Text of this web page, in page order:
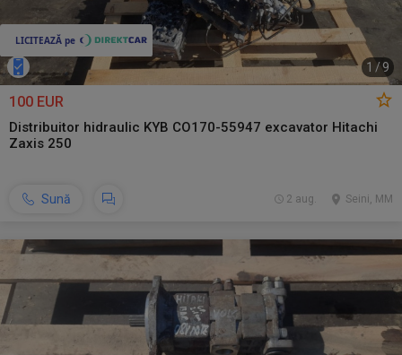
1 / 9
100 EUR
Distribuitor hidraulic KYB CO170-55947 excavator Hitachi
Zaxis 250
Sună Seini, MM
2 aug.